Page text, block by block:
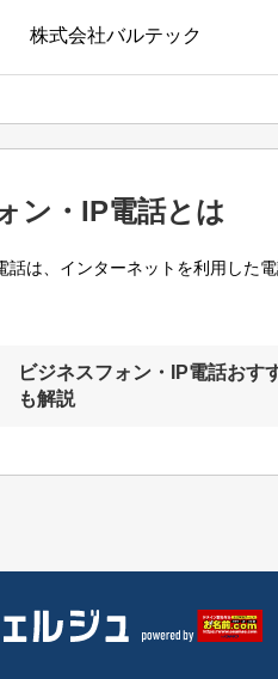
株式会社バルテック
ン・IP電話とは
話は、インターネットを利用した
ビジネスフォン・IP電話おす
も解説